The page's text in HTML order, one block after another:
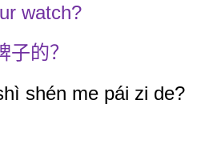
watch?
的？
shén me pái zi de?